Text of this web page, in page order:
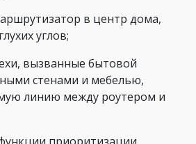
в центр дома,
углов;
вызванные бытовой
стенами и мебелью,
линию между роутером и